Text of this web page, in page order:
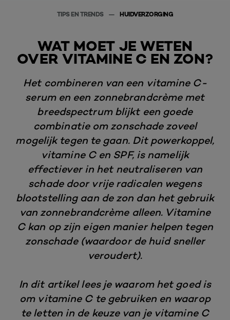
TIPS EN TRENDS HUIDVERZORGING
WAT MOET JE WETEN
OVER VITAMINE C EN ZON?
Het combineren van een vitamine C-
serum en een zonnebrandcrème met
breedspectrum blijkt een goede
combinatie om zonschade zoveel
mogelijk tegen te gaan. Dit powerkoppel,
vitamine C en SPF, is namelijk
effectiever in het neutraliseren van
schade door vrije radicalen wegens
blootstelling aan de zon dan het gebruik
van zonnebrandcrème alleen. Vitamine
C kan op zijn eigen manier helpen tegen
zonschade (waardoor de huid sneller
veroudert).
In dit artikel lees je waarom het goed is
om vitamine C te gebruiken en waarop
te letten in de keuze van je vitamine C